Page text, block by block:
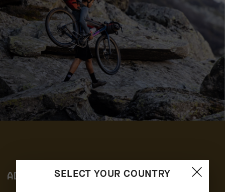
ADVENTURE, ELEVATED
SELECT YOUR COUNTRY